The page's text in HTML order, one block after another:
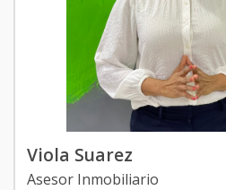
Viola Suarez
Asesor Inmobiliario